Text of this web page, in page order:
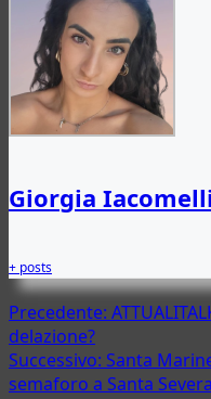
Giorgia Iacomelli
+ posts
Navigazione
articolo
Precedente:
delazione?
Successivo: Santa
semaforo a Santa Severa